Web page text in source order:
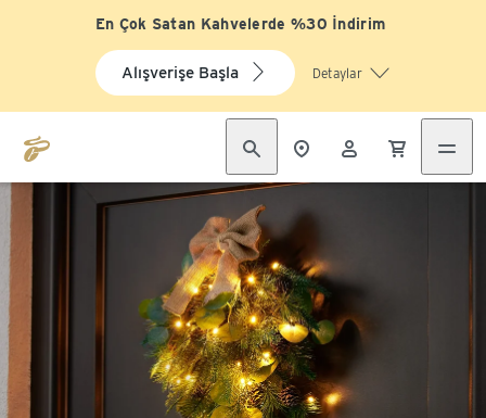
En Çok Satan Kahvelerde %30 İndirim
Alışverişe Başla Detaylar